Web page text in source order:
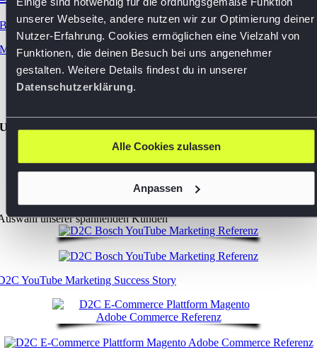
unserer Webseite, andere nutzen wir zur Optimierung deiner
Nutzer-Erfahrung. Cookies ermöglichen eine Vielzahl von
Funktionen, die deinen Besuch bei uns angenehmer
gestalten. Weitere Details findest du in unserer
Datenschutzerklärung.
Alle Cookies zulassen
Anpassen
B2B & D2C ,Beratung, SEO|
Mehr […]
Unsere Partner
unserer spannenden Kunden
YouTube Marketing Success Story